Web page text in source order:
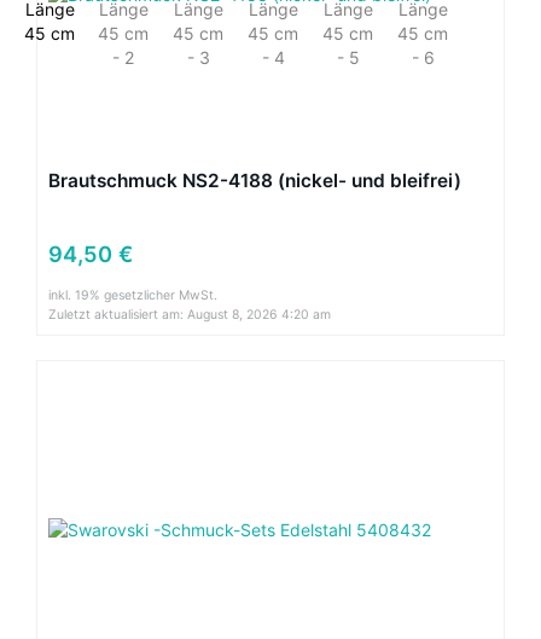
Brautschmuck NS2-4188 (nickel- und bleifrei)
94,50 €
inkl. 19% gesetzlicher MwSt.
Zuletzt aktualisiert am: August 8, 2026 4:20 am